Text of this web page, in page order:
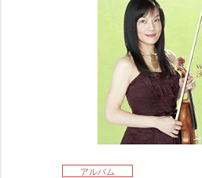
アルバム